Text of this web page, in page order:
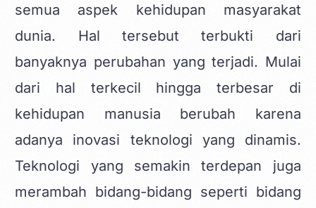
semua aspek kehidupan masyarakat
dunia. Hal tersebut terbukti dari
banyaknya perubahan yang terjadi. Mulai
dari hal terkecil hingga terbesar di
kehidupan manusia berubah karena
adanya inovasi teknologi yang dinamis.
Teknologi yang semakin terdepan juga
merambah bidang-bidang seperti bidang